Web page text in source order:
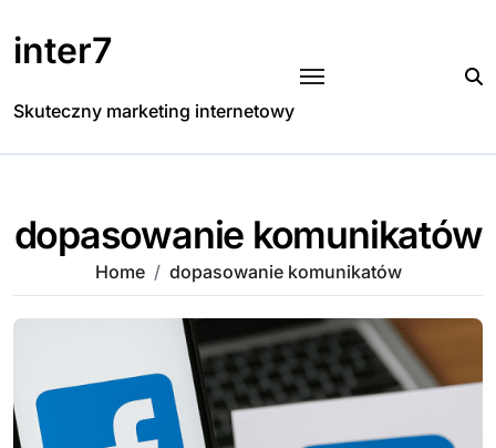
to
content
inter7
Skuteczny marketing internetowy
dopasowanie komunikatów
Home dopasowanie komunikatów